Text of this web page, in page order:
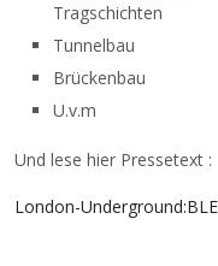
Tragschichten
Tunnelbau
Brückenbau
U.v.m
Und lese hier Pressetext :
London-